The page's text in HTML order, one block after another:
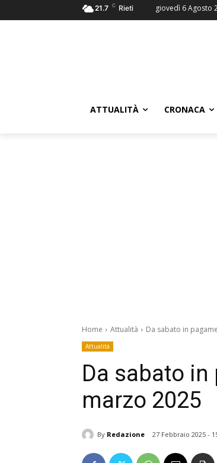
21.7 C Rieti giovedì 6 Agosto
ATTUALITÀ CRONACA
Home Attualità Da sabato in
Attualità
Da sabato
marzo 2025
By Redazione 27 Febbraio 2025 -